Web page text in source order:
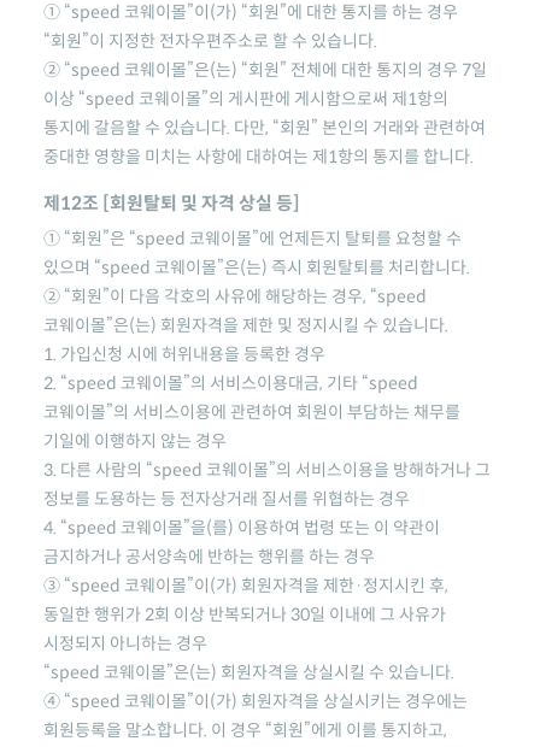
① “speed 코웨이몰”이(가) “회원”에 대한 통지를 하는 경우
“회원”이 지정한 전자우편주소로 할 수 있습니다.
② “speed 코웨이몰”은(는) “회원” 전체에 대한 통지의 경우 7일
이상 “speed 코웨이몰”의 게시판에 게시함으로써 제1항의
통지에 갈음할 수 있습니다. 다만, “회원” 본인의 거래와 관련하여
중대한 영향을 미치는 사항에 대하여는 제1항의 통지를 합니다.
제12조 [회원탈퇴 및 자격 상실 등]
① “회원”은 “speed 코웨이몰”에 언제든지 탈퇴를 요청할 수
있으며 “speed 코웨이몰”은(는) 즉시 회원탈퇴를 처리합니다.
② “회원”이 다음 각호의 사유에 해당하는 경우, “speed
코웨이몰”은(는) 회원자격을 제한 및 정지시킬 수 있습니다.
1. 가입신청 시에 허위내용을 등록한 경우
2. “speed 코웨이몰”의 서비스이용대금, 기타 “speed
코웨이몰”의 서비스이용에 관련하여 회원이 부담하는 채무를
기일에 이행하지 않는 경우
3. 다른 사람의 “speed 코웨이몰”의 서비스이용을 방해하거나 그
정보를 도용하는 등 전자상거래 질서를 위협하는 경우
4. “speed 코웨이몰”을(를) 이용하여 법령 또는 이 약관이
금지하거나 공서양속에 반하는 행위를 하는 경우
③ “speed 코웨이몰”이(가) 회원자격을 제한·정지시킨 후,
동일한 행위가 2회 이상 반복되거나 30일 이내에 그 사유가
시정되지 아니하는 경우
“speed 코웨이몰”은(는) 회원자격을 상실시킬 수 있습니다.
④ “speed 코웨이몰”이(가) 회원자격을 상실시키는 경우에는
회원등록을 말소합니다. 이 경우 “회원”에게 이를 통지하고,